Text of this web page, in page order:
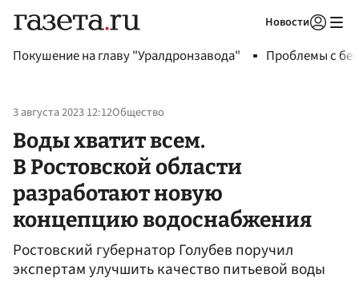
Новости
Покушение на главу "Уралдронзавода" Проблемы с
3 августа 2023 12:12Общество
Воды хватит всем.
В Ростовской области
разработают новую
концепцию водоснабжения
Ростовский губернатор Голубев поручил
экспертам улучшить качество питьевой воды